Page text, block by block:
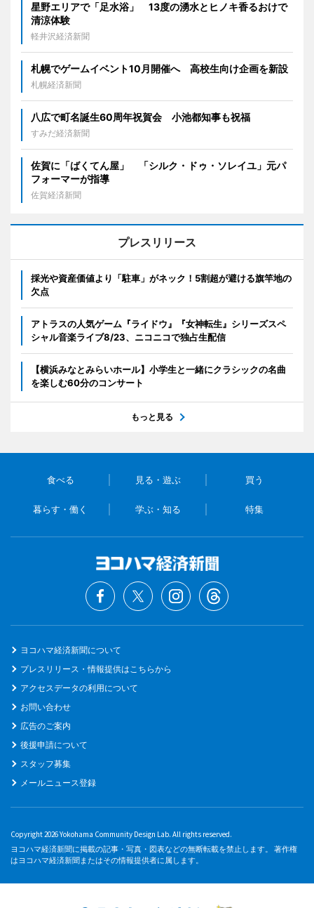
星野エリアで「足水浴」 13度の湧水とヒノキ香るおけで
清涼体験
軽井沢経済新聞
札幌でゲームイベント10月開催へ 高校生向け企画を新設
札幌経済新聞
八広で町名誕生60周年祝賀会 小池都知事も祝福
すみだ経済新聞
佐賀に「ばくてん屋」 「シルク・ドゥ・ソレイユ」元パ
フォーマーが指導
佐賀経済新聞
プレスリリース
採光や資産価値より「駐車」がネック！5割超が避ける旗竿地の
欠点
アトラスの人気ゲーム『ライドウ』『女神転生』シリーズスペ
シャル音楽ライブ8/23、ニコニコで独占生配信
【横浜みなとみらいホール】小学生と一緒にクラシックの名曲
を楽しむ60分のコンサート
もっと見る
食べる 見る・遊ぶ 買う
暮らす・働く 学ぶ・知る 特集
ヨコハマ経済新聞について
プレスリリース・情報提供はこちらから
アクセスデータの利用について
お問い合わせ
広告のご案内
後援申請について
スタッフ募集
メールニュース登録
Copyright 2026 Yokohama Community Design Lab. All rights reserved.
ヨコハマ経済新聞に掲載の記事・写真・図表などの無断転載を禁止します。 著作権
はヨコハマ経済新聞またはその情報提供者に属します。